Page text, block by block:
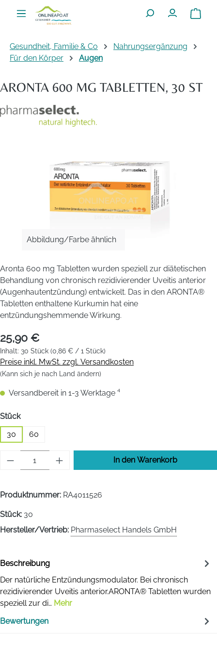
Zum Hauptinhalt springen
Gesundheit, Familie & Co
Nahrungsergänzung
Für den Körper
Augen
ARONTA 600 MG TABLETTEN, 30 ST
Abbildung/Farbe ähnlich
Aronta 600 mg Tabletten wurden speziell zur diätetischen
Behandlung von chronisch rezidivierender Uveitis anterior
(Augenhautentzündung) entwickelt. Das in den ARONTA®
Tabletten enthaltene Kurkumin hat eine
entzündungshemmende Wirkung.
25,90 €
Inhalt: 30 Stück (0,86 € / 1 Stück)
Preise inkl. MwSt. zzgl. Versandkosten
(Kann sich je nach Land ändern)
Versandbereit in 1-3 Werktage ⁴
Stückauswählen
30
60
Produkt Anzahl: Gib den gewünschten
In den Warenkorb
Produktnummer: RA4011526
Stück: 30
Hersteller/Vertrieb: Pharmaselect Handels GmbH
Beschreibung
Der natürliche Entzündungsmodulator. Bei chronisch
rezidivierender Uveitis anterior.ARONTA® Tabletten wurden
speziell zur di… Mehr
Bewertungen